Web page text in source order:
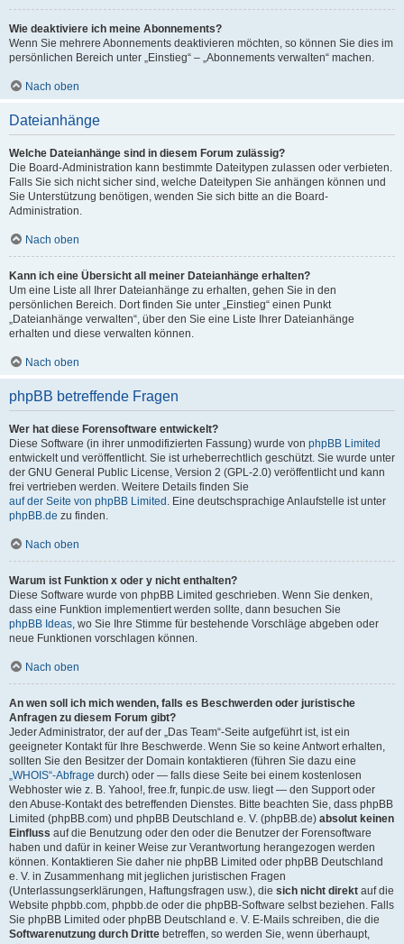
Wie deaktiviere ich meine Abonnements?
Wenn Sie mehrere Abonnements deaktivieren möchten, so können Sie dies im
persönlichen Bereich unter „Einstieg“ – „Abonnements verwalten“ machen.
Nach oben
Dateianhänge
Welche Dateianhänge sind in diesem Forum zulässig?
Die Board-Administration kann bestimmte Dateitypen zulassen oder verbieten.
Falls Sie sich nicht sicher sind, welche Dateitypen Sie anhängen können und
Sie Unterstützung benötigen, wenden Sie sich bitte an die Board-
Administration.
Nach oben
Kann ich eine Übersicht all meiner Dateianhänge erhalten?
Um eine Liste all Ihrer Dateianhänge zu erhalten, gehen Sie in den
persönlichen Bereich. Dort finden Sie unter „Einstieg“ einen Punkt
„Dateianhänge verwalten“, über den Sie eine Liste Ihrer Dateianhänge
erhalten und diese verwalten können.
Nach oben
phpBB betreffende Fragen
Wer hat diese Forensoftware entwickelt?
Diese Software (in ihrer unmodifizierten Fassung) wurde von phpBB Limited
entwickelt und veröffentlicht. Sie ist urheberrechtlich geschützt. Sie wurde unter
der GNU General Public License, Version 2 (GPL-2.0) veröffentlicht und kann
frei vertrieben werden. Weitere Details finden Sie
auf der Seite von phpBB Limited . Eine deutschsprachige Anlaufstelle ist unter
phpBB.de zu finden.
Nach oben
Warum ist Funktion x oder y nicht enthalten?
Diese Software wurde von phpBB Limited geschrieben. Wenn Sie denken,
dass eine Funktion implementiert werden sollte, dann besuchen Sie
phpBB Ideas, wo Sie Ihre Stimme für bestehende Vorschläge abgeben oder
neue Funktionen vorschlagen können.
Nach oben
An wen soll ich mich wenden, falls es Beschwerden oder juristische
Anfragen zu diesem Forum gibt?
Jeder Administrator, der auf der „Das Team“-Seite aufgeführt ist, ist ein
geeigneter Kontakt für Ihre Beschwerde. Wenn Sie so keine Antwort erhalten,
sollten Sie den Besitzer der Domain kontaktieren (führen Sie dazu eine
„WHOIS“-Abfrage durch) oder — falls diese Seite bei einem kostenlosen
Webhoster wie z. B. Yahoo!, free.fr, funpic.de usw. liegt — den Support oder
den Abuse-Kontakt des betreffenden Dienstes. Bitte beachten Sie, dass phpBB
Limited (phpBB.com) und phpBB Deutschland e. V. (phpBB.de) absolut keinen
Einfluss auf die Benutzung oder den oder die Benutzer der Forensoftware
haben und dafür in keiner Weise zur Verantwortung herangezogen werden
können. Kontaktieren Sie daher nie phpBB Limited oder phpBB Deutschland
e. V. in Zusammenhang mit jeglichen juristischen Fragen
(Unterlassungserklärungen, Haftungsfragen usw.), die sich nicht direkt auf die
Website phpbb.com, phpbb.de oder die phpBB-Software selbst beziehen. Falls
Sie phpBB Limited oder phpBB Deutschland e. V. E-Mails schreiben, die die
Softwarenutzung durch Dritte betreffen, so werden Sie, wenn überhaupt,